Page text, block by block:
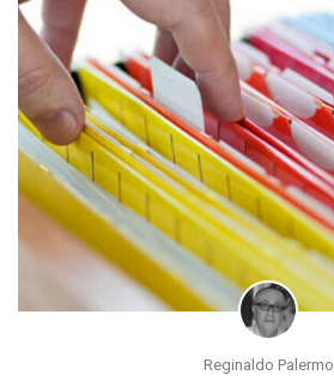
Reginaldo Palermo